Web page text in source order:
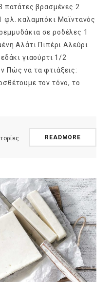
πατάτες βρασμένες 2
φλ. καλαμπόκι Μαϊντανός
σε ροδέλες 1
Αλάτι Πιπέρι Αλεύρι
γιαούρτι 1/2
Πώς να τα φτιάξεις:
τον τόνο, το
READMORE